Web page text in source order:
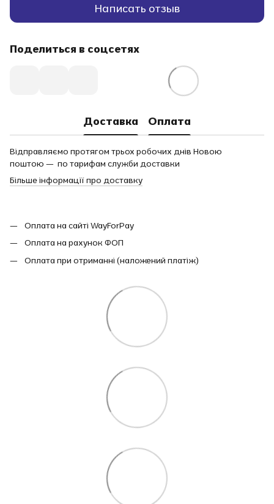
Написать отзыв
Поделиться в соцсетях
Доставка Оплата
Відправляємо протягом трьох робочих днів Новою
поштою — по тарифам служби доставки
Більше інформації про доставку
Оплата на сайті WayForPay
Оплата на рахунок ФОП
Оплата при отриманні (наложений платіж)